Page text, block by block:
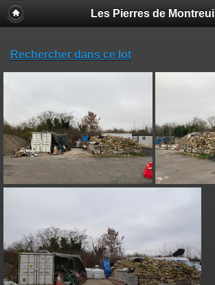
Les Pierres de Montreuil
Rechercher dans ce lot